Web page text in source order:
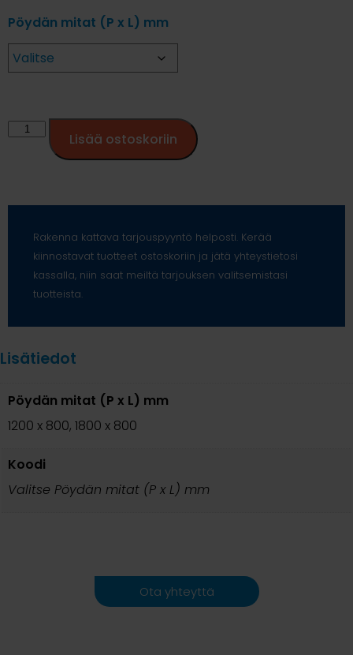
Pöydän mitat (P x L) mm
Lisää ostoskoriin
Rakenna kattava tarjouspyyntö helposti. Kerää
kiinnostavat tuotteet ostoskoriin ja jätä yhteystietosi
kassalla, niin saat meiltä tarjouksen valitsemistasi
tuotteista.
Lisätiedot
Pöydän mitat (P x L) mm
1200 x 800, 1800 x 800
Koodi
Valitse Pöydän mitat (P x L) mm
Ota yhteyttä